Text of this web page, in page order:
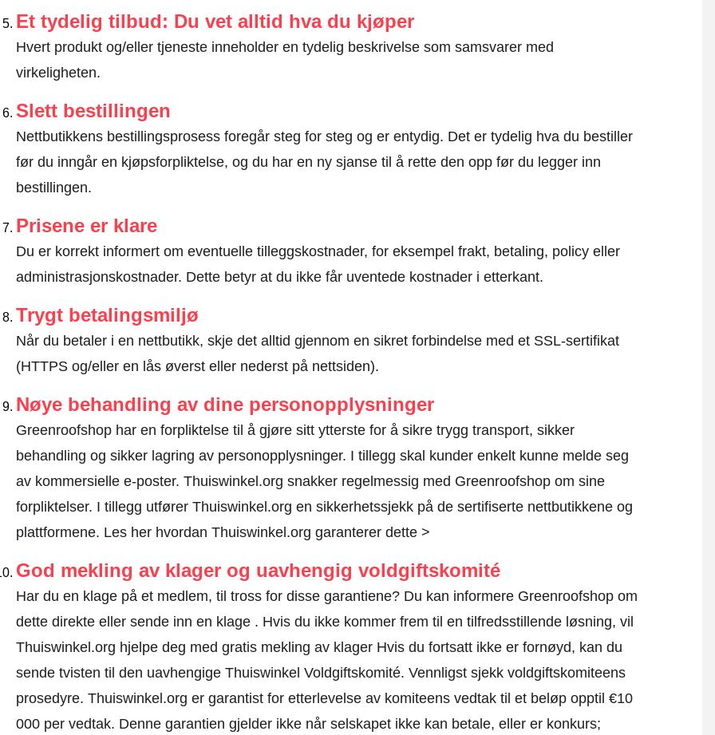
Et tydelig tilbud: Du vet alltid hva du kjøper
Hvert produkt og/eller tjeneste inneholder en tydelig beskrivelse som samsvarer med
virkeligheten.
Slett bestillingen
Nettbutikkens bestillingsprosess foregår steg for steg og er entydig. Det er tydelig hva du bestiller
før du inngår en kjøpsforpliktelse, og du har en ny sjanse til å rette den opp før du legger inn
bestillingen.
Prisene er klare
Du er korrekt informert om eventuelle tilleggskostnader, for eksempel frakt, betaling, policy eller
administrasjonskostnader. Dette betyr at du ikke får uventede kostnader i etterkant.
Trygt betalingsmiljø
Når du betaler i en nettbutikk, skje det alltid gjennom en sikret forbindelse med et SSL-sertifikat
(HTTPS og/eller en lås øverst eller nederst på nettsiden).
Nøye behandling av dine personopplysninger
Greenroofshop har en forpliktelse til å gjøre sitt ytterste for å sikre trygg transport, sikker
behandling og sikker lagring av personopplysninger. I tillegg skal kunder enkelt kunne melde seg
av kommersielle e-poster. Thuiswinkel.org snakker regelmessig med Greenroofshop om sine
forpliktelser. I tillegg utfører Thuiswinkel.org en sikkerhetssjekk på de sertifiserte nettbutikkene og
plattformene. Les her hvordan Thuiswinkel.org garanterer dette >
God mekling av klager og uavhengig voldgiftskomité
Har du en klage på et medlem, til tross for disse garantiene? Du kan informere Greenroofshop om
dette direkte ellersende inn en klage. Hvis du ikke kommer frem til en tilfredsstillende løsning, vil
Thuiswinkel.org hjelpe deg med gratis mekling av klager Hvis du fortsatt ikke er fornøyd, kan du
sende tvisten til den uavhengige Thuiswinkel Voldgiftskomité. Vennligst sjekk voldgiftskomiteens
prosedyre. Thuiswinkel.org er garantist for etterlevelse av komiteens vedtak til et beløp opptil €10
000 per vedtak. Denne garantien gjelder ikke når selskapet ikke kan betale, eller er konkurs;